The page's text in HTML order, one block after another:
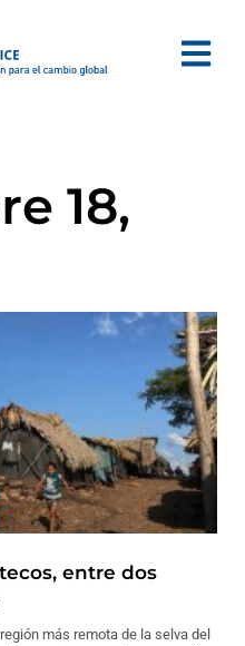
18,
entre dos
más remota de la selva del